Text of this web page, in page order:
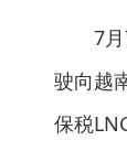
7
驶向越
保税